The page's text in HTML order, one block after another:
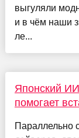
выгуляли
и в чём наши
ле...
Японский
помогает
Параллельно